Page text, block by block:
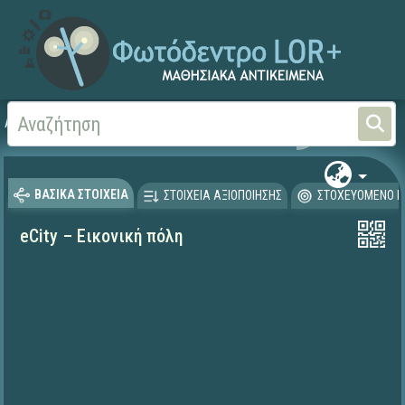
Αρχική ΕΥΡΩΠΑΪΚΑ ΕΡΓΑ
ΒΑΣΙΚΑ ΣΤΟΙΧΕΙΑ ΣΤΟΙΧΕΙΑ ΑΞΙΟΠΟΙΗΣΗΣ ΣΤΟΧΕΥΟΜΕΝΟ
eCity – Εικονική πόλη